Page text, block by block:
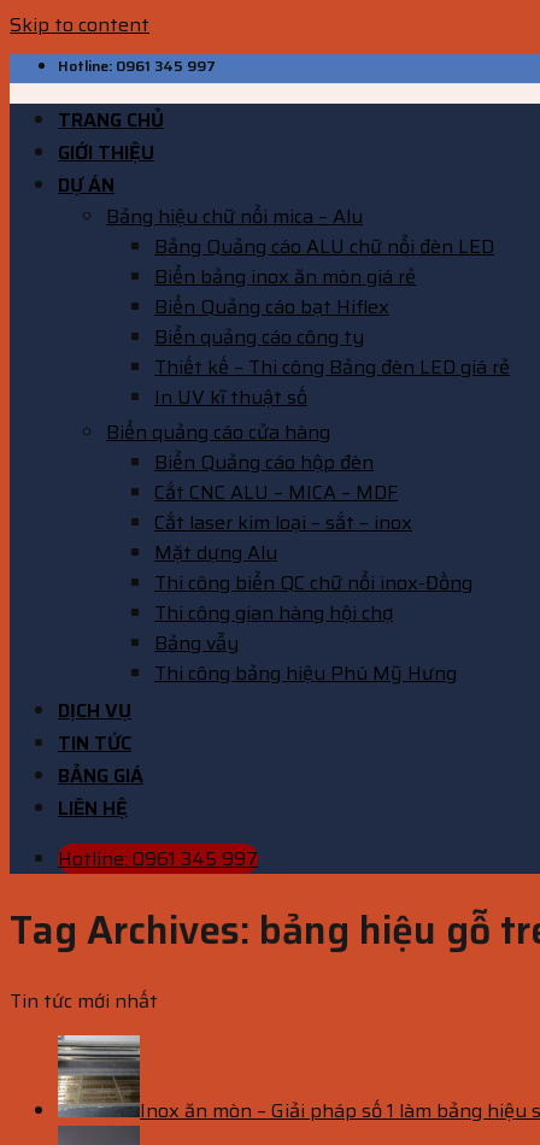
Skip to content
Hotline: 0961 345 997
TRANG CHỦ
GIỚI THIỆU
DỰ ÁN
Bảng hiệu chữ nổi mica – Alu
Bảng Quảng cáo ALU chữ nổi đèn LED
Biển bảng inox ăn mòn giá rẻ
Biển Quảng cáo bạt Hiflex
Biển quảng cáo công ty
Thiết kế – Thi công Bảng đèn LED giá rẻ
In UV kĩ thuật số
Biển quảng cáo cửa hàng
Biển Quảng cáo hộp đèn
Cắt CNC ALU – MICA – MDF
Cắt laser kim loại – sắt – inox
Mặt dựng Alu
Thi công biển QC chữ nổi inox-Đồng
Thi công gian hàng hội chợ
Bảng vẫy
Thi công bảng hiệu Phú Mỹ Hưng
DỊCH VỤ
TIN TỨC
BẢNG GIÁ
LIÊN HỆ
Hotline: 0961 345 997
Tag Archives: bảng hiệu gỗ
Tin tức mới nhất
Inox ăn mòn – Giải pháp số 1 làm bảng